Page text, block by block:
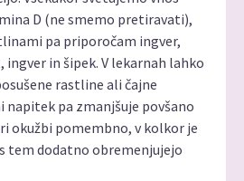
D (ne smemo pretiravati),
pa priporočam ingver,
in šipek. V lekarnah lahko
rastline ali čajne
napitek pa zmanjšuje povšano
okužbi pomembno, v kolkor je
s tem dodatno obremenjujejo